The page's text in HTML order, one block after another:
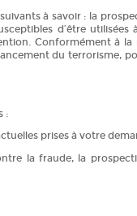
à savoir : la
d’être
Conformément à la
du terrorisme,
:
prises à votre
la fraude, la